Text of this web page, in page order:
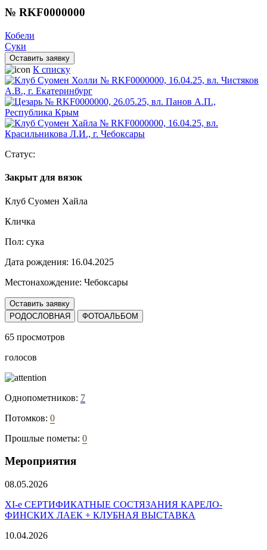
№ RKF0000000
Кобели
Суки
Оставить заявку
К списку
Статус:
Закрыт для вязок
Клуб Суомен Хайла
Кличка
Пол: сука
Дата рождения: 16.04.2025
Местонахождение: Чебоксары
Оставить заявку
РОДОСЛОВНАЯ
ФОТОАЛЬБОМ
65 просмотров
голосов
Однопометников: 7
Потомков: 0
Прошлые пометы: 0
Мероприятия
08.05.2026
ХI-е СЕРТИФИКАТНЫЕ СОСТЯЗАНИЯ КАРЕЛО-
ФИНСКИХ ЛАЕК + КЛУБНАЯ ВЫСТАВКА
10.04.2026